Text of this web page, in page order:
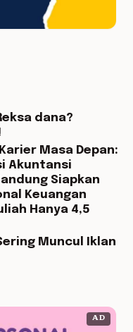
dana?
Masa Depan:
Akuntansi
Siapkan
Keuangan
Hanya 4,5
Muncul Iklan
AD